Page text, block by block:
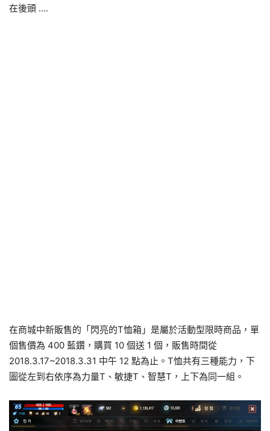
在後頭 ….
在商城中新販售的「閃亮的T恤箱」是屬於活動型限時商品，單
個售價為 400 藍鑽，購買 10 個送 1 個，販售時間從
2018.3.17~2018.3.31 中午 12 點為止。T恤共有三種能力，下
圖從左到右依序為力量T、敏捷T、智慧T，上下為同一組。